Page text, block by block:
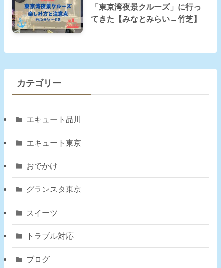
「東京湾夜景クルーズ」に行っ
てきた【みなとみらい→竹芝】
カテゴリー
エキュート品川
エキュート東京
おでかけ
グランスタ東京
スイーツ
トラブル対応
ブログ